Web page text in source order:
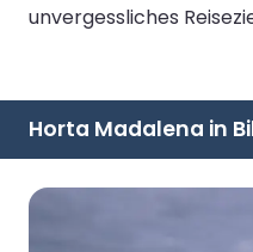
unvergessliches
Horta Madalena in